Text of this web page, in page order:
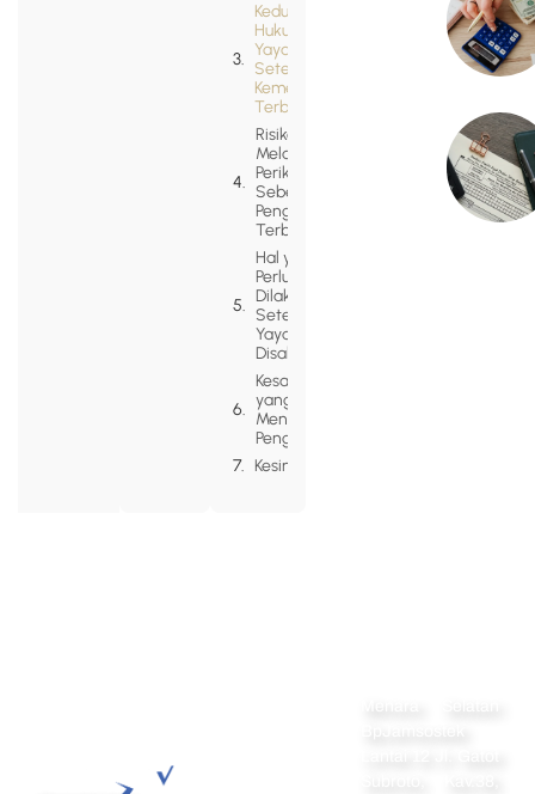
Kedudukan
Hukum
Yayasan
Setelah SK
Kemenkumham
Terbit
Risiko
Melakukan
Perikatan
Sebelum
Pengesahan
Terbit
Hal yang
Perlu
Dilakukan
Setelah
Yayasan
Disahkan
Kesalahan
yang Sering
Menghambat
Pengesahan
Kesimpulan